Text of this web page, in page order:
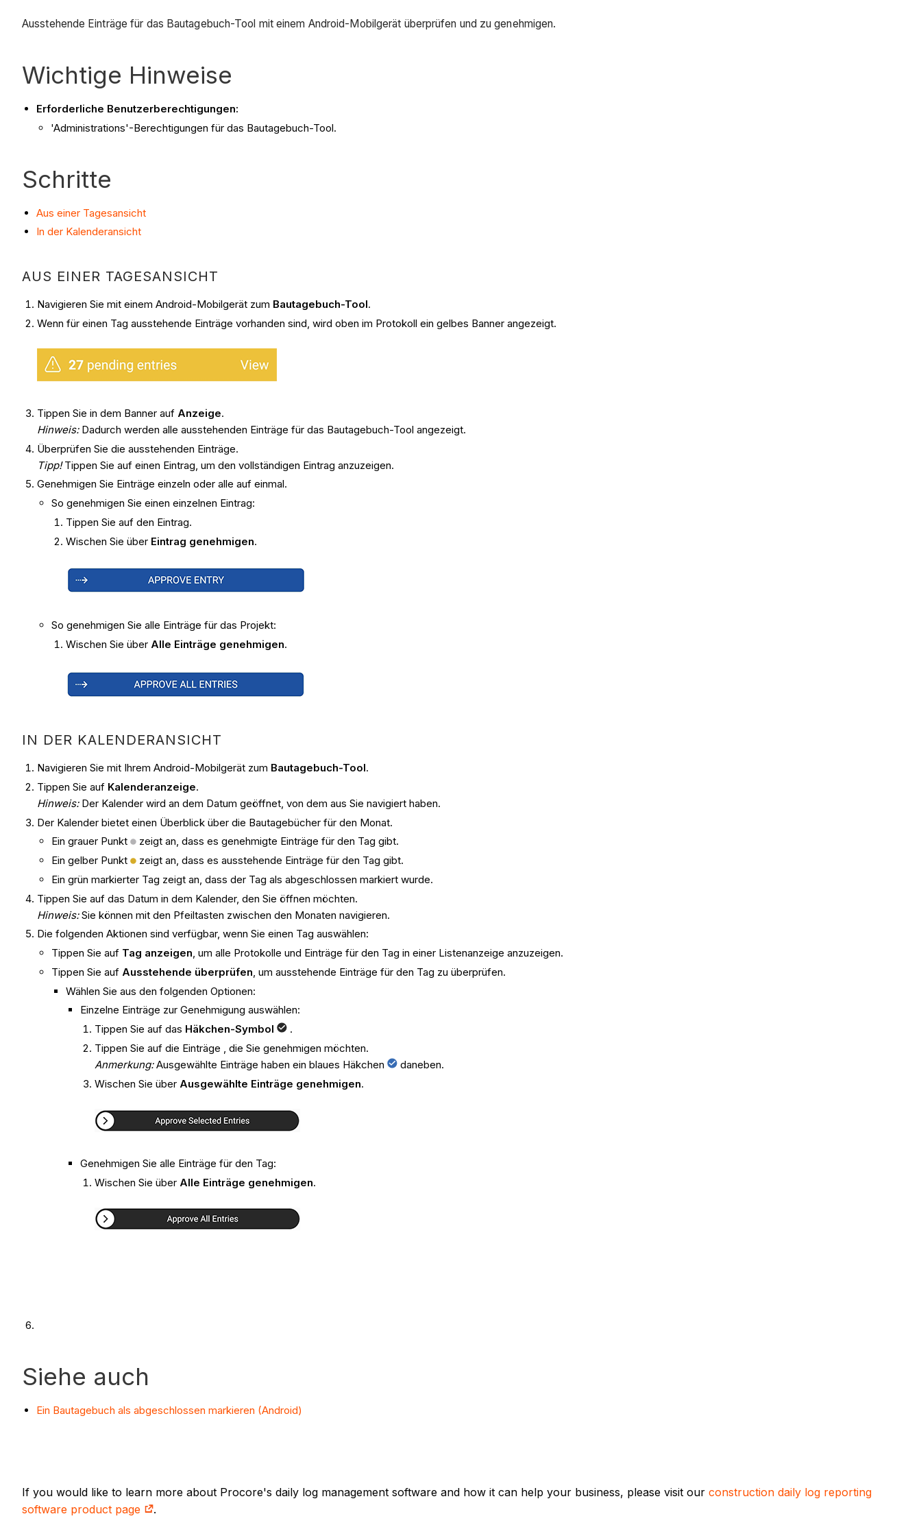
Ausstehende Einträge für das Bautagebuch-Tool mit einem Android-Mobilgerät überprüfen und zu genehmigen.
Wichtige Hinweise
Erforderliche Benutzerberechtigungen:
'Administrations'-Berechtigungen für das Bautagebuch-Tool.
Schritte
Aus einer Tagesansicht
In der Kalenderansicht
AUS EINER TAGESANSICHT
Navigieren Sie mit einem Android-Mobilgerät zum Bautagebuch-Tool.
Wenn für einen Tag ausstehende Einträge vorhanden sind, wird oben im Protokoll ein gelbes Banner angezeigt.
Tippen Sie in dem Banner auf Anzeige.
Hinweis:Dadurch werden alle ausstehenden Einträge für das Bautagebuch-Tool angezeigt.
Überprüfen Sie die ausstehenden Einträge.
Tipp!Tippen Sie auf einen Eintrag, um den vollständigen Eintrag anzuzeigen.
Genehmigen Sie Einträge einzeln oder alle auf einmal.
So genehmigen Sie einen einzelnen Eintrag:
Tippen Sie auf den Eintrag.
Wischen Sie über Eintrag genehmigen.
So genehmigen Sie alle Einträge für das Projekt:
Wischen Sie über Alle Einträge genehmigen.
IN DER KALENDERANSICHT
Navigieren Sie mit Ihrem Android-Mobilgerät zum Bautagebuch-Tool.
Tippen Sie auf Kalenderanzeige.
Hinweis:Der Kalender wird an dem Datum geöffnet, von dem aus Sie navigiert haben.
Der Kalender bietet einen Überblick über die Bautagebücher für den Monat.
Ein grauer Punkt
zeigt an, dass es genehmigte Einträge für den Tag gibt.
Ein gelber Punkt
zeigt an, dass es ausstehende Einträge für den Tag gibt.
Ein grün markierter Tag zeigt an, dass der Tag als abgeschlossen markiert wurde.
Tippen Sie auf das Datum in dem Kalender, den Sie öffnen möchten.
Hinweis:Sie können mit den Pfeiltasten zwischen den Monaten navigieren.
Die folgenden Aktionen sind verfügbar, wenn Sie einen Tag auswählen:
Tippen Sie auf Tag anzeigen, um alle Protokolle und Einträge für den Tag in einer Listenanzeige anzuzeigen.
Tippen Sie auf Ausstehende überprüfen, um ausstehende Einträge für den Tag zu überprüfen.
Wählen Sie aus den folgenden Optionen:
Einzelne Einträge zur Genehmigung auswählen:
Tippen Sie auf das Häkchen-Symbol
.
Tippen Sie auf die Einträge , die Sie genehmigen möchten.
Anmerkung:Ausgewählte Einträge haben ein blaues Häkchen
daneben.
Wischen Sie über Ausgewählte Einträge genehmigen.
Genehmigen Sie alle Einträge für den Tag:
Wischen Sie über Alle Einträge genehmigen.
Siehe auch
Ein Bautagebuch als abgeschlossen markieren (Android)
If you would like to learn more about Procore's daily log management software and how it can help your business, please visit our construction daily log reporting
software product page
.